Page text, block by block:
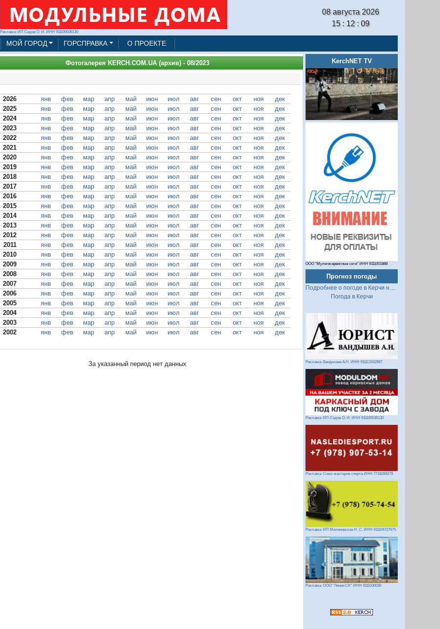
Реклама: ИП Седов О. И. ИНН 911100036130
08 августа 2026
15 : 12 : 10
МОЙ ГОРОД ГОРСПРАВКА О ПРОЕКТЕ
Фотогалерея KERCH.COM.UA (архив) - 08/2023
2026 янв фев мар апр май июн июл авг сен окт ноя
дек
2025
янв фев мар апр май июн июл авг сен окт ноя
дек
2024
янв фев мар апр май июн июл авг сен окт ноя
дек
2023
янв фев мар апр май июн июл авг сен окт ноя
дек
2022
янв фев мар апр май июн июл авг сен окт ноя
дек
2021
янв фев мар апр май июн июл авг сен окт ноя
дек
2020
янв фев мар апр май июн июл авг сен окт ноя
дек
2019
янв фев мар апр май июн июл авг сен окт ноя
дек
2018
янв фев мар апр май июн июл авг сен окт ноя
дек
2017
янв фев мар апр май июн июл авг сен окт ноя
дек
2016
янв фев мар апр май июн июл авг сен окт ноя
дек
2015
янв фев мар апр май июн июл авг сен окт ноя
дек
2014
янв фев мар апр май июн июл авг сен окт ноя
дек
2013
янв фев мар апр май июн июл авг сен окт ноя
дек
2012
янв фев мар апр май июн июл авг сен окт ноя
дек
2011
янв фев мар апр май июн июл авг сен окт ноя
дек
2010
янв фев мар апр май июн июл авг сен окт ноя
дек
2009
янв фев мар апр май июн июл авг сен окт ноя
дек
2008
янв фев мар апр май июн июл авг сен окт ноя
дек
2007
янв фев мар апр май июн июл авг сен окт ноя
дек
2006
янв фев мар апр май июн июл авг сен окт ноя
дек
2005
янв фев мар апр май июн июл авг сен окт ноя
дек
2004
янв фев мар апр май июн июл авг сен окт ноя
дек
2003
янв фев мар апр май июн июл авг сен окт ноя
дек
2002
янв фев мар апр май июн июл авг сен окт ноя дек
За указанный период нет данных
KerchNET TV
ООО "Мультисервисные сети" ИНН 9111001888
Прогноз погоды
Подробнее о погоде в Керчи на 2 недели
Погода в Керчи
Реклама: Вандышев А.Н. ИНН 911113162887
Реклама: ИП Седов О. И. ИНН 911100036130
Реклама: Союз мастеров спорта ИНН 7718289279
Реклама: ИП Миляновская Н. С. ИНН 911104727675
Реклама: ООО "Линия СК" ИНН 9111030039